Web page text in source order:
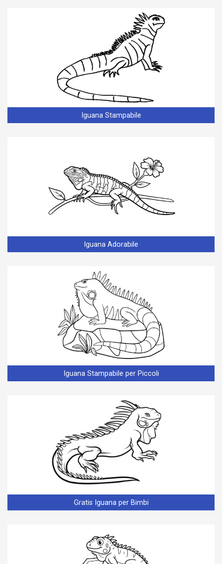
Iguana Stampabile
Iguana Adorabile
Iguana Stampabile per Piccoli
Gratis Iguana per Bimbi